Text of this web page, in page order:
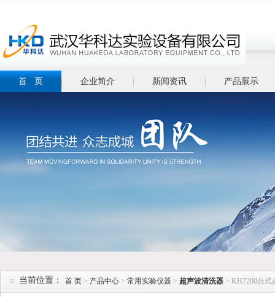
首 页 企业简介 新闻资讯 产品展示
当前位置： 首 页 > 产品中心 > 常用实验仪器 > 超声波清洗器 > KH7200台式